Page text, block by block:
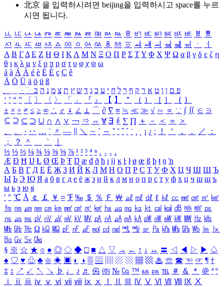
北京 을 입력하시려면 beijing을 입력하시고 space를 누르
시면 됩니다.
ㅥ ㅦ ㅧ ㅨ ㅩ ㅪ ㅫ ㅬ ㅭ ㅮ ㅯ ㅰ ㅱ ㅲ ㅳ ㅴ ㅵ ㅶ ㅷ ㅸ
ㅹ
ㅺ ㅻ ㅼ ㅽ ㅾ ㅿ ㆀ ㆁ ㆂ ㆃ ㆄ ㆅ ㆆ ㆇ ㆈ ㆉ ㆊ ㆋ ㆌ ㆍ
ㆎ
Α Β ΓΔ Ε Ζ Η Θ Ι ΚΛ Μ Ν Ξ Ο Π Ρ Σ ΤΥ Φ Χ Ψ Ω α β γ δ ε ζ η
θ ι κ λ μ ν ξ ο π ρ σ τ υ φ χ ψ ω
á à Á À é è É È ç Ç ê
Ä Ö Ü ä ö ü ß
ִֶֹ ֻּ ׁׂ פ ם ן ו ט א ר ק ף ך ל ח י ע כ ג ד ש ץ ת צ מ נ ה ב
‘ ’ “ ” 〔 〕 〈 〉 「 」 『 』 【 】 ＂ （ ） ［ ］ ｛ ｝
± × ÷ ≠ ≤ ≥ ∞ ∴ ♂ ♀ ∠ ⊥ ⌒ ∂ ∇ ≡ ≒ ≪ ≫ √ ∽ ∝ ∵ ∫ ∬ ∈ ∋
⊆ ⊇ ⊂ ⊃ ∪ ∩ ∧ ∨ ￢ ⇒ ⇔ ∀ ∃ ∮ ∑ ∏ ＋ － ＜ ＝
＞
、
。 · ‥ … ¨ 〃 ― ＼ ∼ ´ ～ ˇ ˘ ˝ ˚ ˙ ¸ ¡ ¿ ː ！ ＇ ， ． ／
：
；
？ ＾ ｀
½ ⅓ ⅔ ¼ ¾ ⅛ ⅜ ⅝ ⅞ ¹ ² ³ ⁴ ⁿ ₁ ₂ ₃ ₄
Æ Ð Ħ Ĳ Ł Ø Œ Þ Ŧ Ŋ æ đ ð ħ ı ĳ ĸ ŀ ł ø œ ß þ ŧ ŋ ŉ
А Б В Г Д Е Ё Ж З И Й К Л М Н О П Р С Т У Ф Х Ц Ч Ш Щ Ъ
Ы Ь Э Ю Я а б в г д е ё ж з и й к л м н о п р с т у ф х ц ч ш щ ъ
ы ь э ю я
′ ″ ℃ Å ￠ ￡ ￥ ¤ ℉ ‰ ＄ ％ Ｆ ￦ ㎕ ㎖ ㎗ ℓ ㎘ ㏄ ㎣ ㎤ ㎥ ㎦
㎙ ㎚ ㎛ ㎜ ㎝ ㎞ ㎟ ㎠ ㎡ ㎢ ㏊ ㎍ ㎎ ㎏ ㏏ ㎈ ㎉ ㏈ ㎧ ㎨ ㎰
㎱ ㎲ ㎳ ㎴ ㎵ ㎶ ㎷ ㎸ ㎹ ㎀ ㎁ ㎂ ㎃ ㎄ ㎺ ㎻ ㎽ ㎾ ㎿ ㎐ ㎑
㎒ ㎓ ㎔ Ω ㏀ ㏁ ㎊ ㎋ ㎌ ㏖ ㏅ ㎭ ㎮ ㎯ ㏛ ㎩ ㎪ ㎫ ㎬ ㏝ ㏐
㏓
㏃ ㏉ ㏜ ㏆
§ ※ ☆ ★ ○ ● ◎ ◇ ◆ □ ■ △ ▽ → ← ↑ ↓ ↔ 〓 ◁ ◀ ▷ ▶ ♤
♠ ♡ ♥ ♧ ♣ ⊙ ◈ ▣ ◐ ◑ ▒ ▤ ▨ ▧ ▦ ▩ ♨ ☏ ☎ ☜ ☞ ¶ †
‡ ↕ ↗ ↙ ↖ ↘ ♭ ♩ ♪ ♬ ㉿ ㈜ № ㏇ ™ ㏂ ㏘ ℡ ＃ ＆ ＊ ＠ ª º
ⅰ
ⅱ ⅲ ⅳ ⅴ ⅵ ⅶ ⅷ ⅸ ⅹ Ⅳ Ⅴ Ⅵ Ⅶ Ⅷ Ⅸ Ⅹ